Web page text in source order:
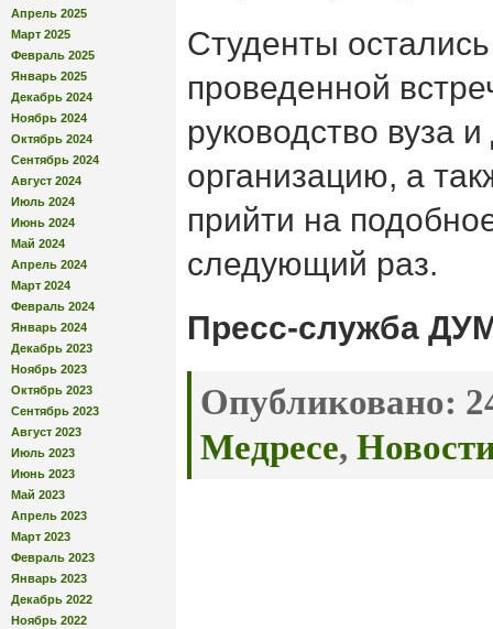
Апрель 2025
Март 2025
Февраль 2025
Январь 2025
Декабрь 2024
Ноябрь 2024
Октябрь 2024
Сентябрь 2024
Август 2024
Июль 2024
Июнь 2024
Май 2024
Апрель 2024
Март 2024
Февраль 2024
Январь 2024
Декабрь 2023
Ноябрь 2023
Октябрь 2023
Сентябрь 2023
Август 2023
Июль 2023
Июнь 2023
Май 2023
Апрель 2023
Март 2023
Февраль 2023
Январь 2023
Декабрь 2022
Ноябрь 2022
Студенты
проведенной
руководство вуза
организацию, а
прийти на
следующий раз.
Пресс-служба
Опубликовано:
Медресе,